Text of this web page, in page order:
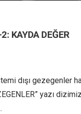
KAYDA DEĞER
dışı gezegenler
yazı